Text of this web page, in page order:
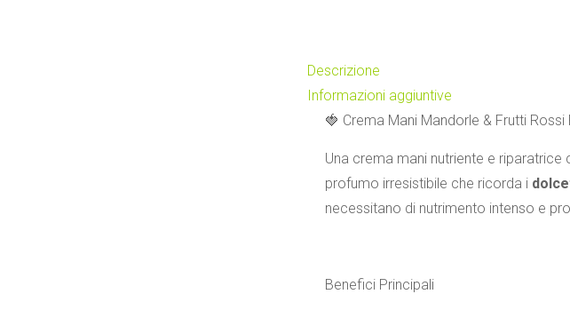
Descrizione
Informazioni aggiuntive
🍓 Crema Mani Mandorle & Frutti
Una crema mani nutriente e riparatrice
profumo irresistibile che ricorda i
necessitano di nutrimento intenso e
Benefici Principali